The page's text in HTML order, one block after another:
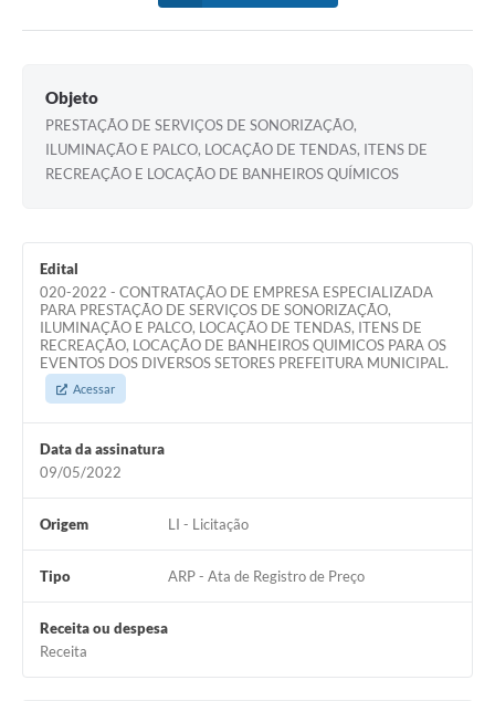
Objeto
PRESTAÇÃO DE SERVIÇOS DE SONORIZAÇÃO,
ILUMINAÇÃO E PALCO, LOCAÇÃO DE TENDAS, ITENS DE
RECREAÇÃO E LOCAÇÃO DE BANHEIROS QUÍMICOS
Edital
020-2022 - CONTRATAÇÃO DE EMPRESA ESPECIALIZADA
PARA PRESTAÇÃO DE SERVIÇOS DE SONORIZAÇÃO,
ILUMINAÇÃO E PALCO, LOCAÇÃO DE TENDAS, ITENS DE
RECREAÇÃO, LOCAÇÃO DE BANHEIROS QUIMICOS PARA OS
EVENTOS DOS DIVERSOS SETORES PREFEITURA MUNICIPAL.
Acessar
Data da assinatura
09/05/2022
Origem LI - Licitação
Tipo ARP - Ata de Registro de Preço
Receita ou despesa
Receita